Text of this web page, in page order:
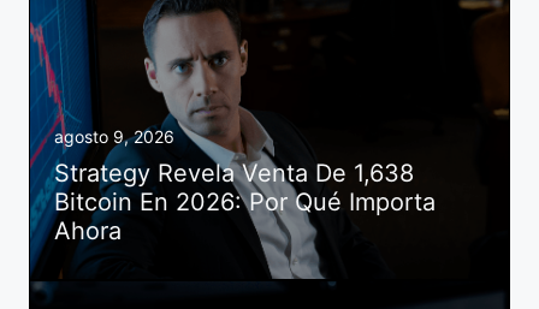
agosto 9, 2026
Strategy Revela Venta De 1,638
Bitcoin En 2026: Por Qué Importa
Ahora